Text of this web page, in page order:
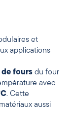
et
applications
fours du four
avec
. Cette
aussi